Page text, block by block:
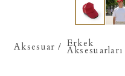
Aksesuar / Erkek
Aksesuarları